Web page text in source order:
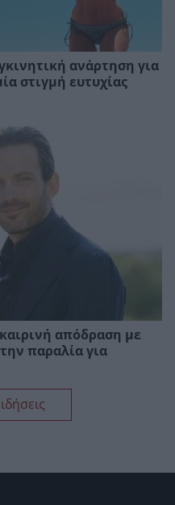
ανάρτηση για
στιγμή ευτυχίας
απόδραση με
παραλία για